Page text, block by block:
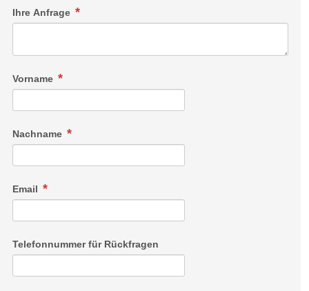
begehbarer Dusche und separater Toilette, sowie einem
Balkon mit herrlichem Panoramablick.
Ihre Anfrage
Vorname
Nachname
Email
Telefonnummer für Rückfragen